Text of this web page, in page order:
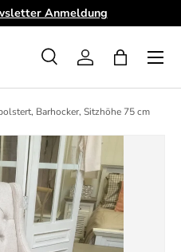
Anmeldung
SucheEinloggen
Menü
Barhocker, Sitzhöhe 75 cm
springen